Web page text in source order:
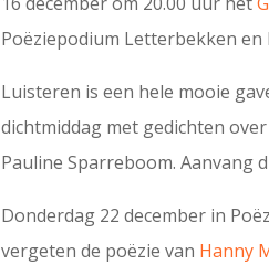
Poëziepodium Letterbekken en
Luisteren is een hele mooie
dichtmiddag met gedichten
Pauline Sparreboom. Aanvang
Donderdag 22 december in
vergeten de poëzie van Hanny